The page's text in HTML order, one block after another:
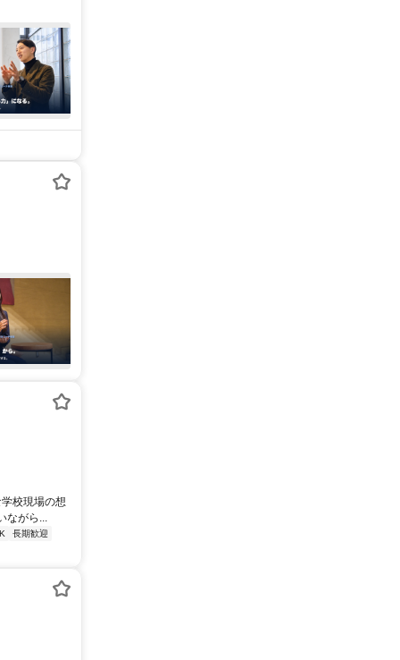
校現場の想
ながら...
長期歓迎